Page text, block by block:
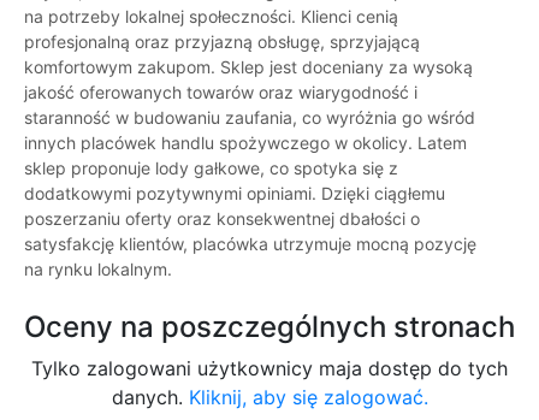
na potrzeby lokalnej społeczności. Klienci cenią
profesjonalną oraz przyjazną obsługę, sprzyjającą
komfortowym zakupom. Sklep jest doceniany za wysoką
jakość oferowanych towarów oraz wiarygodność i
staranność w budowaniu zaufania, co wyróżnia go wśród
innych placówek handlu spożywczego w okolicy. Latem
sklep proponuje lody gałkowe, co spotyka się z
dodatkowymi pozytywnymi opiniami. Dzięki ciągłemu
poszerzaniu oferty oraz konsekwentnej dbałości o
satysfakcję klientów, placówka utrzymuje mocną pozycję
na rynku lokalnym.
Oceny na poszczególnych stronach
Tylko zalogowani użytkownicy maja dostęp do tych
danych. Kliknij, aby się zalogować.